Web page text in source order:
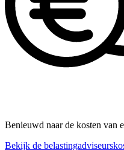
Benieuwd naar de kosten van
Bekijk de